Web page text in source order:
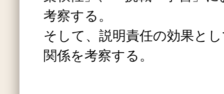
考察する。
そして、説明責任の効果と
関係を考察する。